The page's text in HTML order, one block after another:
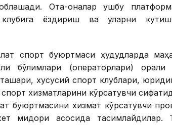
Ота-оналар ушбу
клубига ёздириш ва уларни
спорт буюртмаси ҳудудларда
бўлимлари (операторлари)
хусусий спорт клублари,
хизматларини кўрсатувчи
буюртмасини хизмат кўрсатувчи
миқдори асосида тақсимлайдилар.